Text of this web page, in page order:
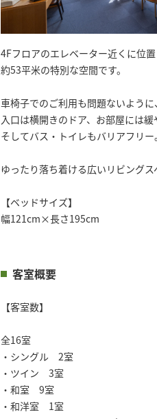
4Fフロアのエレベーター近くに位
約53平米の特別な空間です。
車椅子でのご利用も問題ないように、
入口は横開きのドア、お部屋には緩
そしてバス・トイレもバリアフリー。
ゆったり落ち着ける広いリビングス
【ベッドサイズ】
幅121cm×長さ195cm
客室概要
【客室数】
全16室
・シングル 2室
・ツイン 3室
・和室 9室
・和洋室 1室